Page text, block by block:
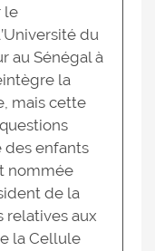
le
du
au Sénégal à
la
mais cette
des enfants
nommée
de la
relatives aux
la Cellule